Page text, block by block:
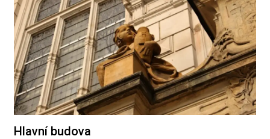
Hlavní budova